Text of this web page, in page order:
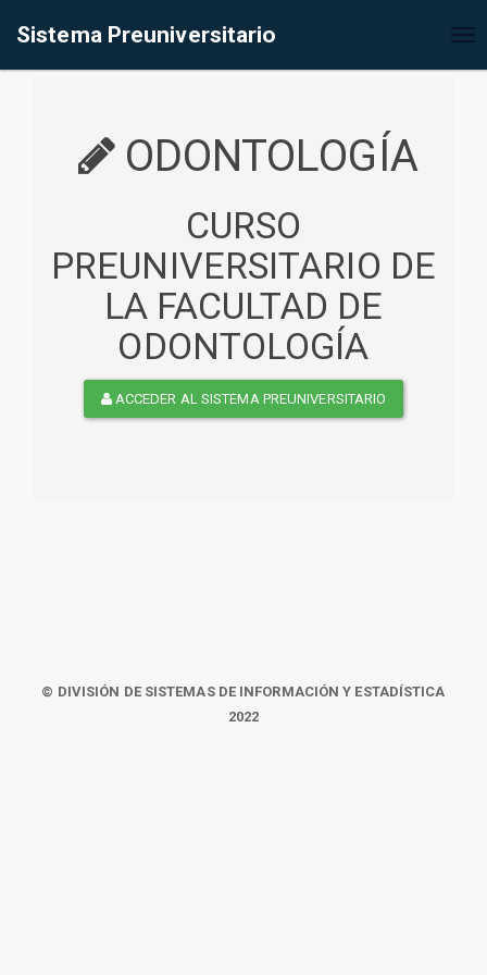
Sistema Preuniversitario
ODONTOLOGÍA
CURSO
PREUNIVERSITARIO DE
LA FACULTAD DE
ODONTOLOGÍA
ACCEDER AL SISTEMA PREUNIVERSITARIO
© DIVISIÓN DE SISTEMAS DE INFORMACIÓN Y ESTADÍSTICA
2022